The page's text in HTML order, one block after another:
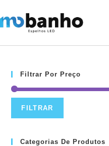
Filtrar Por Preço
FILTRAR
Categorias De Produtos